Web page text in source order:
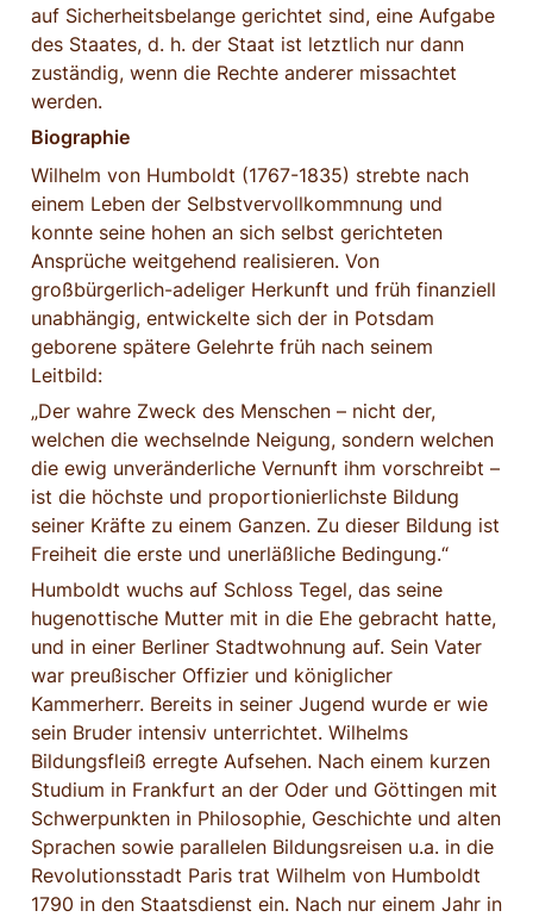
auf Sicherheitsbelange gerichtet sind, eine Aufgabe
des Staates, d. h. der Staat ist letztlich nur dann
zuständig, wenn die Rechte anderer missachtet
werden.
Biographie
Wilhelm von Humboldt (1767-1835) strebte nach
einem Leben der Selbstvervollkommnung und
konnte seine hohen an sich selbst gerichteten
Ansprüche weitgehend realisieren. Von
großbürgerlich-adeliger Herkunft und früh finanziell
unabhängig, entwickelte sich der in Potsdam
geborene spätere Gelehrte früh nach seinem
Leitbild:
„Der wahre Zweck des Menschen – nicht der,
welchen die wechselnde Neigung, sondern welchen
die ewig unveränderliche Vernunft ihm vorschreibt –
ist die höchste und proportionierlichste Bildung
seiner Kräfte zu einem Ganzen. Zu dieser Bildung ist
Freiheit die erste und unerläßliche Bedingung.“
Humboldt wuchs auf Schloss Tegel, das seine
hugenottische Mutter mit in die Ehe gebracht hatte,
und in einer Berliner Stadtwohnung auf. Sein Vater
war preußischer Offizier und königlicher
Kammerherr. Bereits in seiner Jugend wurde er wie
sein Bruder intensiv unterrichtet. Wilhelms
Bildungsfleiß erregte Aufsehen. Nach einem kurzen
Studium in Frankfurt an der Oder und Göttingen mit
Schwerpunkten in Philosophie, Geschichte und alten
Sprachen sowie parallelen Bildungsreisen u.a. in die
Revolutionsstadt Paris trat Wilhelm von Humboldt
1790 in den Staatsdienst ein. Nach nur einem Jahr in